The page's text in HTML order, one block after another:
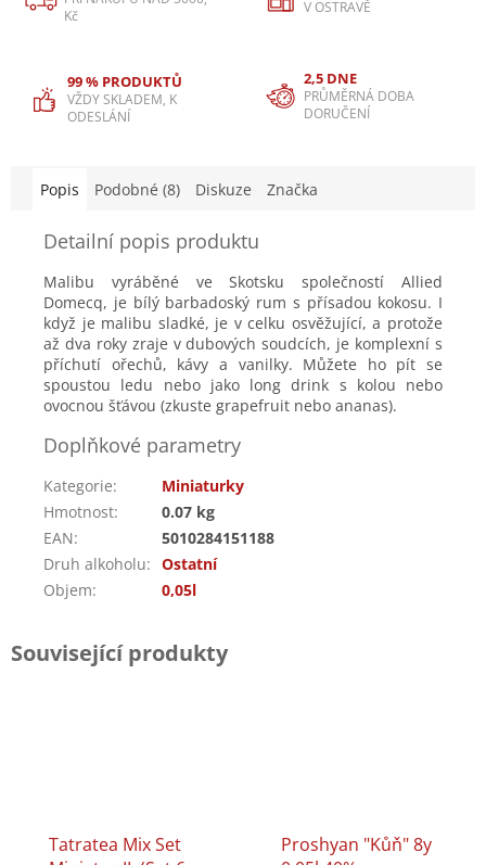
Kč
V OSTRAVĚ
99 % PRODUKTŮ
VŽDY SKLADEM, K
ODESLÁNÍ
2,5 DNE
PRŮMĚRNÁ DOBA
DORUČENÍ
Popis Podobné (8) Diskuze Značka
Detailní popis produktu
Malibu vyráběné ve Skotsku společností Allied
Domecq, je bílý barbadoský rum s přísadou kokosu. I
když je malibu sladké, je v celku osvěžující, a protože
až dva roky zraje v dubových soudcích, je komplexní s
příchutí ořechů, kávy a vanilky. Můžete ho pít se
spoustou ledu nebo jako long drink s kolou nebo
ovocnou šťávou (zkuste grapefruit nebo ananas).
Doplňkové parametry
Kategorie:
Miniaturky
Hmotnost:
0.07 kg
EAN:
5010284151188
Druh alkoholu: Ostatní
Objem: 0,05l
Související produkty
Tatratea Mix Set
Proshyan "Kůň" 8y